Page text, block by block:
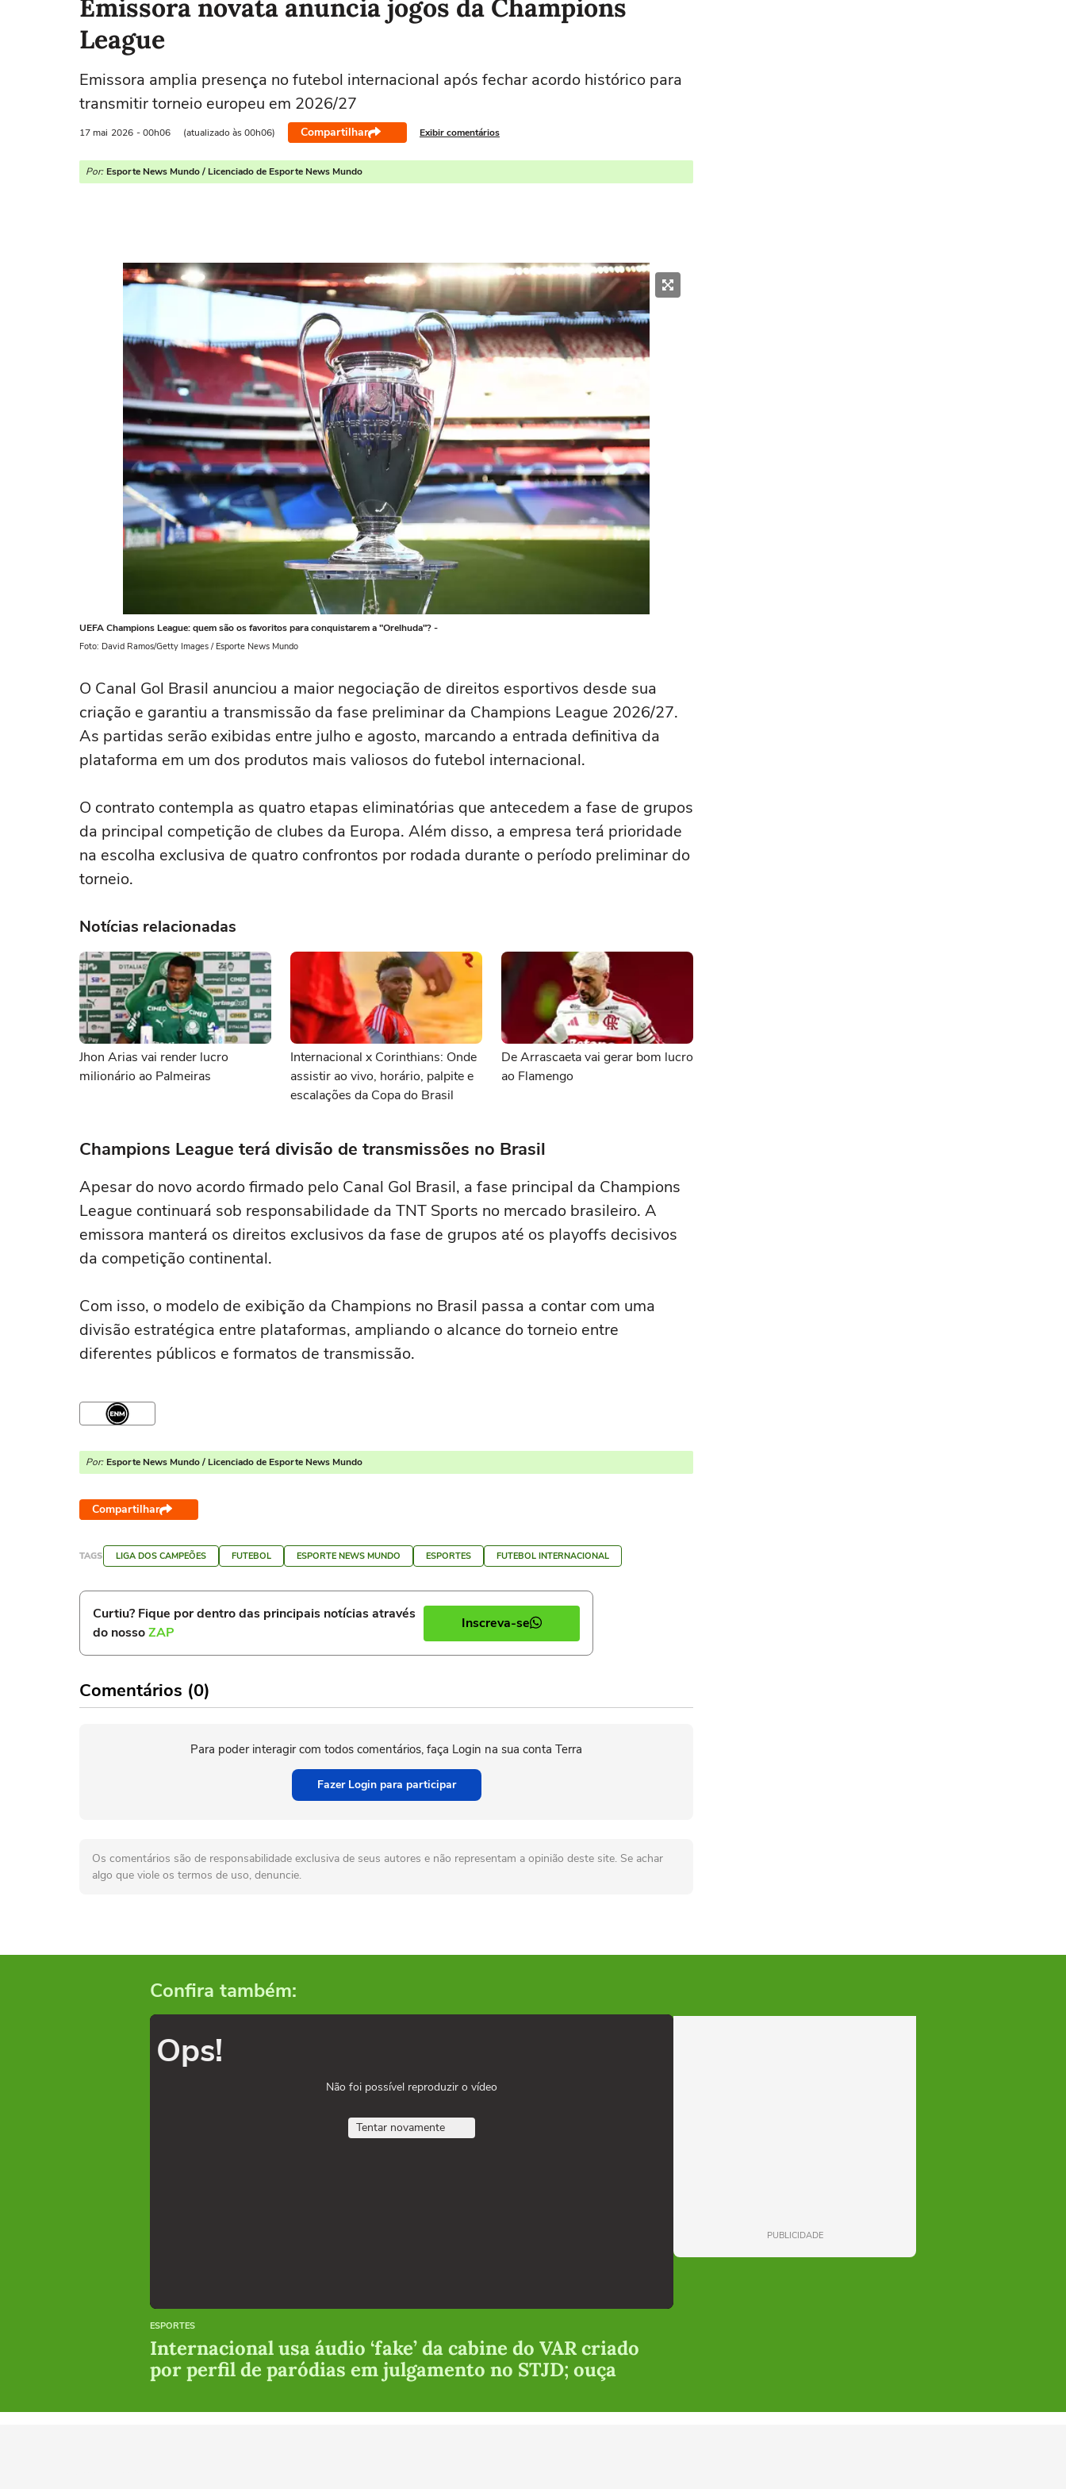
Emissora novata anuncia jogos da Champions
League
Emissora amplia presença no futebol internacional após fechar acordo histórico para
transmitir torneio europeu em 2026/27
17 mai 2026 - 00h06 (atualizado às 00h06) Compartilhar Exibir comentários
Por: Esporte News Mundo / Licenciado de Esporte News Mundo
UEFA Champions League: quem são os favoritos para conquistarem a "Orelhuda"? -
Foto: David Ramos/Getty Images / Esporte News Mundo
O Canal Gol Brasil anunciou a maior negociação de direitos esportivos desde sua
criação e garantiu a transmissão da fase preliminar da Champions League 2026/27.
As partidas serão exibidas entre julho e agosto, marcando a entrada definitiva da
plataforma em um dos produtos mais valiosos do futebol internacional.
O contrato contempla as quatro etapas eliminatórias que antecedem a fase de grupos
da principal competição de clubes da Europa. Além disso, a empresa terá prioridade
na escolha exclusiva de quatro confrontos por rodada durante o período preliminar do
torneio.
Notícias relacionadas
Jhon Arias vai render lucro
milionário ao Palmeiras
Internacional x Corinthians: Onde
assistir ao vivo, horário, palpite e
escalações da Copa do Brasil
De Arrascaeta vai gerar bom lucro
ao Flamengo
Champions League terá divisão de transmissões no Brasil
Apesar do novo acordo firmado pelo Canal Gol Brasil, a fase principal da Champions
League continuará sob responsabilidade da TNT Sports no mercado brasileiro. A
emissora manterá os direitos exclusivos da fase de grupos até os playoffs decisivos
da competição continental.
Com isso, o modelo de exibição da Champions no Brasil passa a contar com uma
divisão estratégica entre plataformas, ampliando o alcance do torneio entre
diferentes públicos e formatos de transmissão.
Por: Esporte News Mundo / Licenciado de Esporte News Mundo
Compartilhar
TAGS LIGA DOS CAMPEÕES FUTEBOL ESPORTE NEWS MUNDO ESPORTES FUTEBOL INTERNACIONAL
Curtiu? Fique por dentro das principais notícias através
do nossoZAP
Inscreva-se
Comentários (0)
Para poder interagir com todos comentários, faça Login na sua conta Terra
Fazer Login para participar
Os comentários são de responsabilidade exclusiva de seus autores e não representam a opinião deste site. Se achar
algo que viole os termos de uso, denuncie.
Confira também:
Ops!
Não foi possível reproduzir o vídeo
Tentar novamente
ESPORTES
Internacional usa áudio ‘fake’ da cabine do VAR criado
por perfil de paródias em julgamento no STJD; ouça
PUBLICIDADE